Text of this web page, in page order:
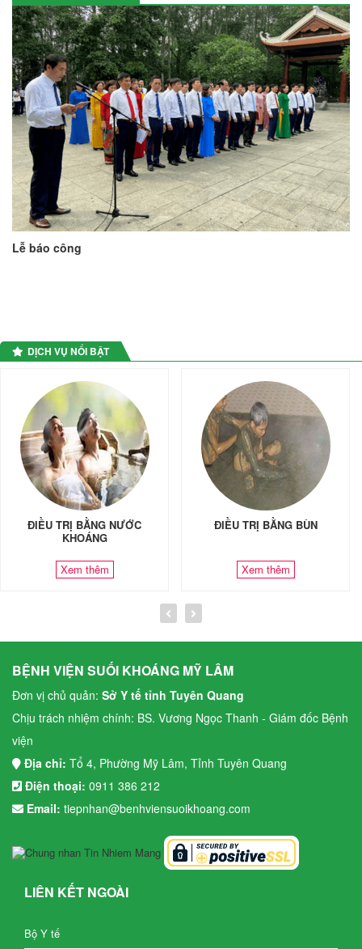
Lễ báo công
DỊCH VỤ NỔI BẬT
ĐIỀU TRỊ BẰNG NƯỚC
KHOÁNG
Xem thêm
ĐIỀU TRỊ BẰNG BÙN
Xem thêm
BỆNH VIỆN SUỐI KHOÁNG MỸ LÂM
Đơn vị chủ quản: Sở Y tế tỉnh Tuyên Quang
Chịu trách nhiệm chính: BS. Vương Ngọc Thanh - Giám đốc Bệnh
viện
Địa chỉ: Tổ 4, Phường Mỹ Lâm, Tỉnh Tuyên Quang
Điện thoại: 0911 386 212
Email: tiepnhan@benhviensuoikhoang.com
LIÊN KẾT NGOÀI
Bộ Y tế